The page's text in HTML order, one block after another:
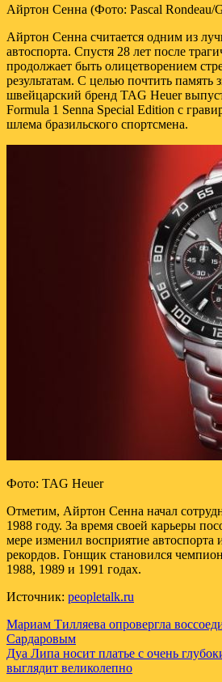
Айртон Сенна (Фото: Pascal Rondeau/
Айртон Сенна считается одним из
автоспорта. Спустя 28 лет после
продолжает быть олицетворением
результатам. С целью почтить память
швейцарский бренд TAG Heuer
Formula 1 Senna Special Edition c
шлема бразильского спортсмена.
Фото: TAG Heuer
Отметим, Айртон Сенна начал
1988 году. За время своей карьеры
мере изменил восприятие автоспорта
рекордов. Гонщик становился
1988, 1989 и 1991 годах.
Источник: peopletalk.ru
Навигация
по
записям
Мариам Тилляева опровергла
Сардаровым
Дуа Липа носит платье с очень
выглядит великолепно